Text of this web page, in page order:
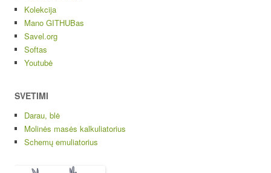
Kolekcija
Mano GITHUBas
Savel.org
Softas
Youtubė
SVETIMI
Darau, blė
Molinės masės kalkuliatorius
Schemų emuliatorius